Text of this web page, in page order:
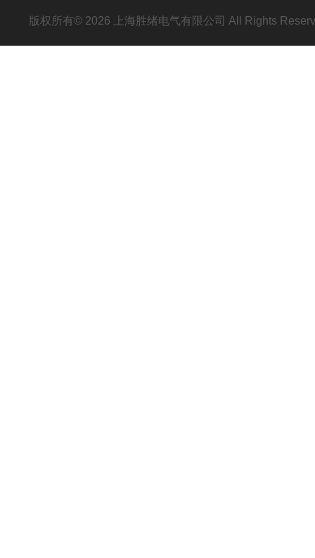
版权所有© 2026 上海胜绪电气有限公司 All Rights